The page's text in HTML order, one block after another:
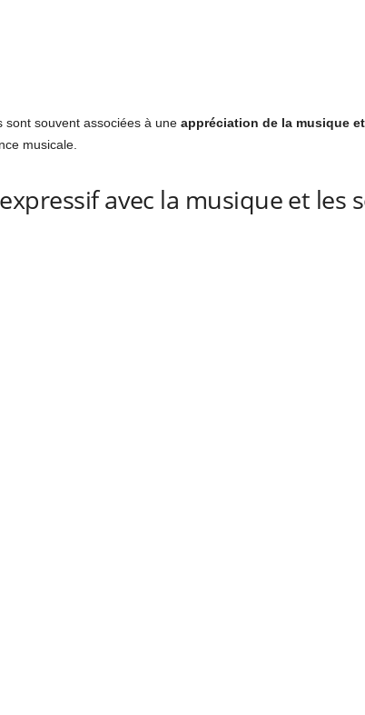
sont souvent associées à une appréciation de la musique
musicale.
avec la musique et les